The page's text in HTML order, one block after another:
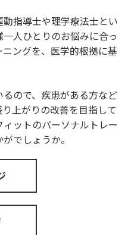
指導士や理学療法士とい
人ひとりのお悩みに合っ
ングを、医学的根拠に基
ので、疾患がある方など
上がりの改善を目指して
ットのパーソナルトレー
でしょうか。